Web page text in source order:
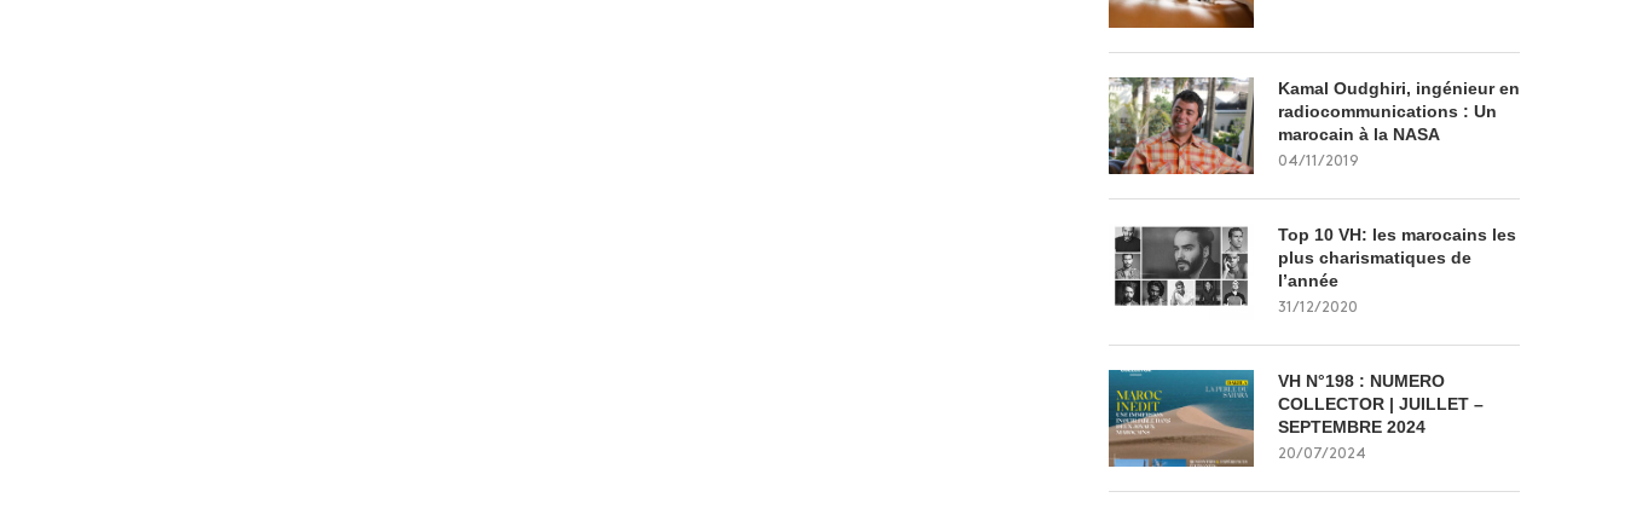
Kamal Oudghiri, ingénieur en
radiocommunications : Un
marocain à la NASA
04/11/2019
Top 10 VH: les marocains les
plus charismatiques de
l’année
31/12/2020
VH N°198 : NUMERO
COLLECTOR | JUILLET –
SEPTEMBRE 2024
20/07/2024